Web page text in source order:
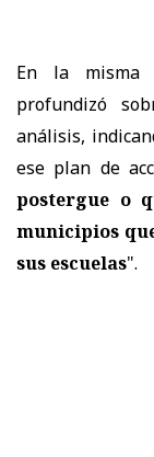
En la misma
profundizó
análisis,
ese plan de
postergue o
municipios
sus escuelas".